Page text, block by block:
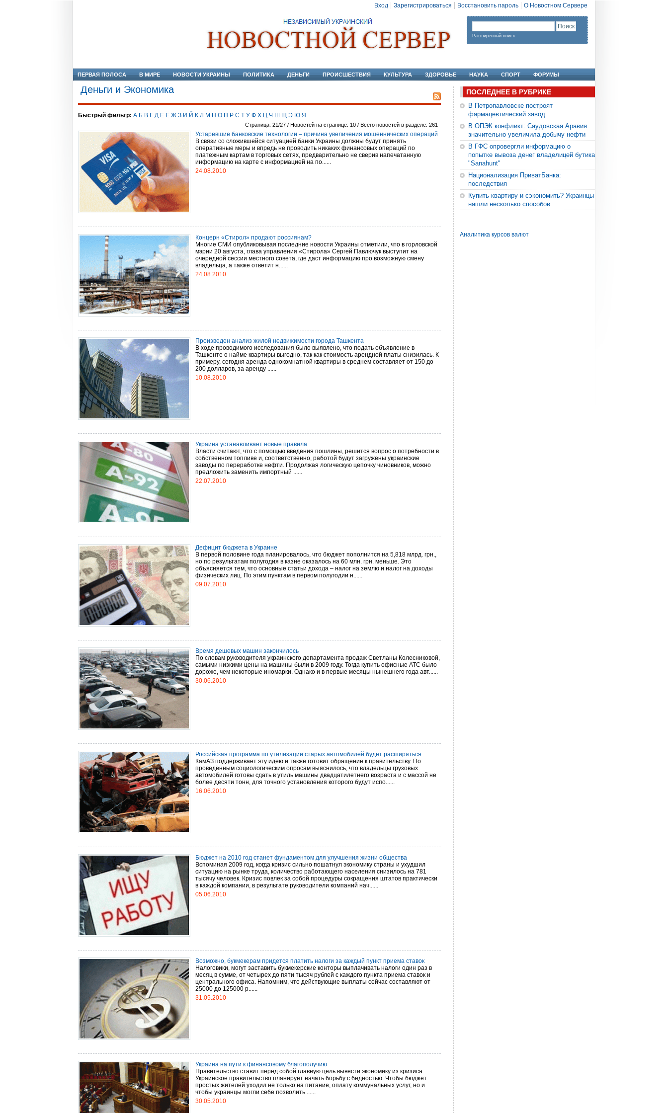
Вход Зарегистрироваться Восстановить пароль О Новостном Сервере
Расширенный поиск
ПЕРВАЯ ПОЛОСА В МИРЕ НОВОСТИ УКРАИНЫ ПОЛИТИКА ДЕНЬГИ ПРОИСШЕСТВИЯ КУЛЬТУРА ЗДОРОВЬЕ НАУКА СПОРТ ФОРУМЫ
ПОСЛЕДНЕЕ В РУБРИКЕ
В Петропавловске построят
фармацевтический завод
В ОПЭК конфликт: Саудовская Аравия
значительно увеличила добычу нефти
В ГФС опровергли информацию о
попытке вывоза денег владелицей бутика
"Sanahunt"
Национализация ПриватБанка:
последствия
Купить квартиру и сэкономить? Украинцы
нашли несколько способов
Аналитика курсов валют
Деньги и Экономика
Быстрый фильтр: А Б В Г Д Е Ё Ж З И Й К Л М Н О П Р С Т У Ф Х Ц Ч Ш Щ Э Ю Я
Страница: 21/27 / Новостей на странице: 10 / Всего новостей в разделе: 261
Устаревшие банковские технологии – причина увеличения мошеннических операций
В связи со сложившейся ситуацией банки Украины должны будут принять
оперативные меры и впредь не проводить никаких финансовых операций по
платежным картам в торговых сетях, предварительно не сверив напечатанную
информацию на карте с информацией на по......
24.08.2010
Концерн «Стирол» продают россиянам?
Многие СМИ опубликовывая последние новости Украины отметили, что в горловской
мэрии 20 августа, глава управления «Стирола» Сергей Павлючук выступит на
очередной сессии местного совета, где даст информацию про возможную смену
владельца, а также ответит н......
24.08.2010
Произведен анализ жилой недвижимости города Ташкента
В ходе проводимого исследования было выявлено, что подать объявление в
Ташкенте о найме квартиры выгодно, так как стоимость арендной платы снизилась. К
примеру, сегодня аренда однокомнатной квартиры в среднем составляет от 150 до
200 долларов, за аренду ......
10.08.2010
Украина устанавливает новые правила
Власти считают, что с помощью введения пошлины, решится вопрос о потребности в
собственном топливе и, соответственно, работой будут загружены украинские
заводы по переработке нефти. Продолжая логическую цепочку чиновников, можно
предложить заменить импортный ......
22.07.2010
Дефицит бюджета в Украине
В первой половине года планировалось, что бюджет пополнится на 5,818 млрд. грн.,
но по результатам полугодия в казне оказалось на 60 млн. грн. меньше. Это
объясняется тем, что основные статьи дохода – налог на землю и налог на доходы
физических лиц. По этим пунктам в первом полугодии н......
09.07.2010
Время дешевых машин закончилось
По словам руководителя украинского департамента продаж Светланы Колесниковой,
самыми низкими цены на машины были в 2009 году. Тогда купить офисные АТС было
дороже, чем некоторые иномарки. Однако и в первые месяцы нынешнего года авт......
30.06.2010
Российская программа по утилизации старых автомобилей будет расширяться
КамАЗ поддерживает эту идею и также готовит обращение к правительству. По
проведённым социологическим опросам выяснилось, что владельцы грузовых
автомобилей готовы сдать в утиль машины двадцатилетнего возраста и с массой не
более десяти тонн, для точного установления которого будут испо......
16.06.2010
Бюджет на 2010 год станет фундаментом для улучшения жизни общества
Вспоминая 2009 год, когда кризис сильно пошатнул экономику страны и ухудшил
ситуацию на рынке труда, количество работающего населения снизилось на 781
тысячу человек. Кризис повлек за собой процедуры сокращения штатов практически
в каждой компании, в результате руководители компаний нач......
05.06.2010
Возможно, букмекерам придется платить налоги за каждый пункт приема ставок
Налоговики, могут заставить букмекерские конторы выплачивать налоги один раз в
месяц в сумме, от четырех до пяти тысяч рублей с каждого пункта приема ставок и
центрального офиса. Напомним, что действующие выплаты сейчас составляют от
25000 до 125000 р......
31.05.2010
Украина на пути к финансовому благополучию
Правительство ставит перед собой главную цель вывести экономику из кризиса.
Украинское правительство планирует начать борьбу с бедностью. Чтобы бюджет
простых жителей уходил не только на питание, оплату коммунальных услуг, но и
чтобы украинцы могли себе позволить ......
30.05.2010